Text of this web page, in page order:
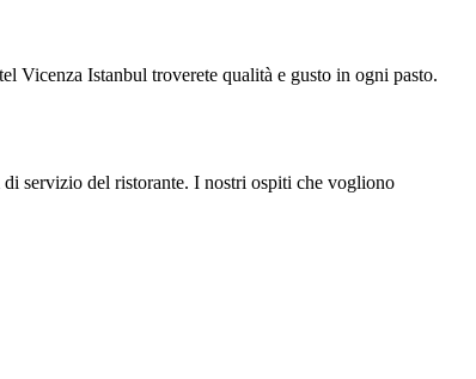
Vicenza Istanbul troverete qualità e gusto in ogni pasto.
servizio del ristorante. I nostri ospiti che vogliono